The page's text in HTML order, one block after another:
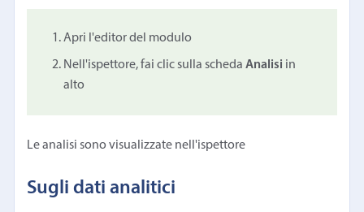
Apri l'editor del modulo
Nell'ispettore, fai clic sulla schedaAnalisi in
alto
Le analisi sono visualizzate nell'ispettore
Sugli dati analitici